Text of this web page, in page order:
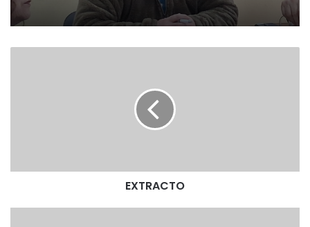
EXTRACTO